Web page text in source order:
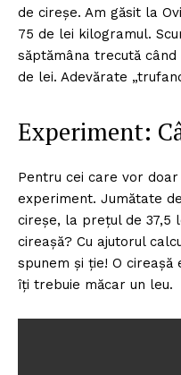
de cireşe. Am găsit la
75 de lei kilogramul.
săptămâna trecută
de lei. Adevărate
Experiment:
Pentru cei care vor doar
experiment. Jumătate
cireşe, la preţul de 37,5
cireaşă? Cu ajutorul
spunem şi ţie! O cireaşă
îţi trebuie măcar un leu.